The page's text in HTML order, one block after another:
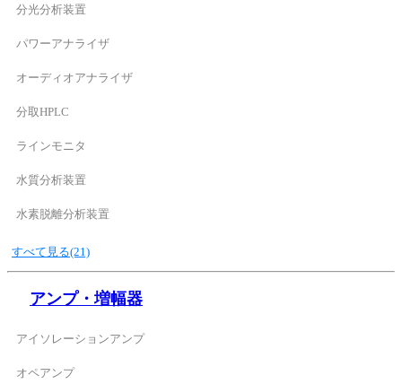
分光分析装置
パワーアナライザ
オーディオアナライザ
分取HPLC
ラインモニタ
水質分析装置
水素脱離分析装置
すべて見る(21)
アンプ・増幅器
アイソレーションアンプ
オペアンプ